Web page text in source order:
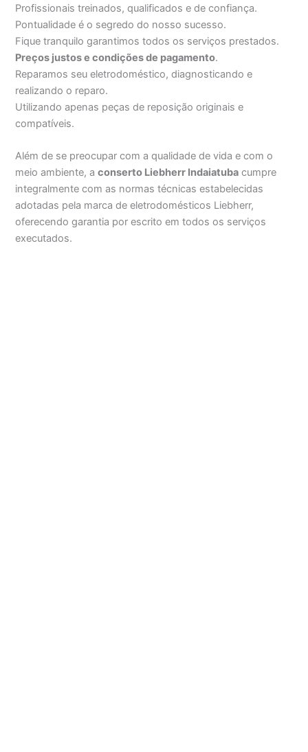
Profissionais treinados, qualificados e de confiança.
Pontualidade é o segredo do nosso sucesso.
Fique tranquilo garantimos todos os serviços prestados.
Preços justos e condições de pagamento.
Reparamos seu eletrodoméstico, diagnosticando e
realizando o reparo.
Utilizando apenas peças de reposição originais e
compatíveis.
Além de se preocupar com a qualidade de vida e com o
meio ambiente, aconserto Liebherr Indaiatuba cumpre
integralmente com as normas técnicas estabelecidas
adotadas pela marca de eletrodomésticos Liebherr,
oferecendo garantia por escrito em todos os serviços
executados.